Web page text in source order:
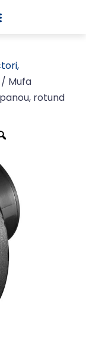
/ Mufa
rotund